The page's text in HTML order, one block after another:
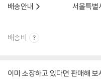
배송안내
서울특별
배송비
이미 소장하고 있다면 판매해 보